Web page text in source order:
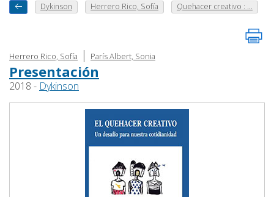
Dykinson Herrero Rico, Sofía Quehacer creativo : ...
Herrero Rico, Sofía | París Albert, Sonia
Presentación
2018 - Dykinson